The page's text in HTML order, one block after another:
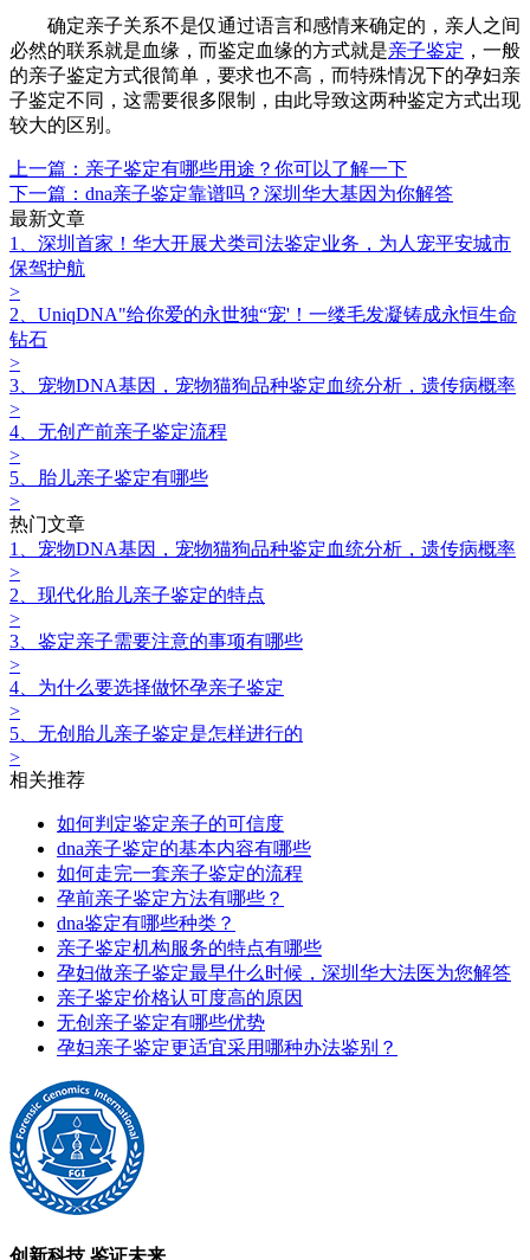
确定亲子关系不是仅通过语言和感情来确定的，亲人之间
必然的联系就是血缘，而鉴定血缘的方式就是亲子鉴定 ，一般
的亲子鉴定方式很简单，要求也不高，而特殊情况下的孕妇亲
子鉴定不同，这需要很多限制，由此导致这两种鉴定方式出现
较大的区别。
上一篇：亲子鉴定‍有哪些用途？你可以了解一下
下一篇：dna亲子鉴定靠谱吗？深圳华大基因为你解答
最新文章
1、深圳首家！华大开展犬类司法鉴定业务，为人宠平安城市
保驾护航
>
2、UniqDNA"给你爱的永世独“宠'！一缕毛发凝铸成永恒生命
钻石
>
3、宠物DNA基因，宠物猫狗品种鉴定血统分析，遗传病概率
>
4、无创产前亲子鉴定流程
>
5、胎儿亲子鉴定有哪些
>
热门文章
1、宠物DNA基因，宠物猫狗品种鉴定血统分析，遗传病概率
>
2、现代化胎儿亲子鉴定的特点
>
3、鉴定亲子需要注意的事项有哪些
>
4、为什么要选择做怀孕亲子鉴定
>
5、无创胎儿亲子鉴定是怎样进行的
>
相关推荐
如何判定鉴定亲子的可信度
dna亲子鉴定的基本内容有哪些
如何走完一套亲子鉴定的流程
孕前亲子鉴定‍方法有哪些？
dna鉴定有哪些种类？
亲子鉴定机构服务的特点有哪些
孕妇做亲子鉴定最早什么时候，深圳华大法医为您解答
亲子鉴定价格认可度高的原因
无创亲子鉴定有哪些优势
孕妇亲子鉴定更适宜采用哪种办法鉴别？